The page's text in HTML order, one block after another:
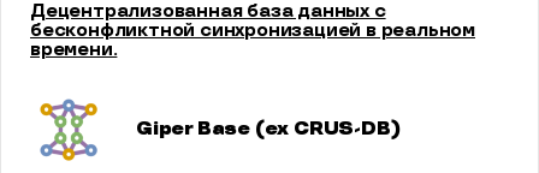
Децентрализованная база данных с
бесконфликтной синхронизацией в реальном
времени.
Giper Base (ex CRUS-DB)